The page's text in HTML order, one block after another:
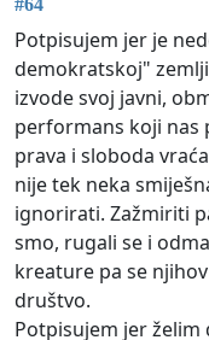
#64
Potpisujem jer je
demokratskoj"
izvode svoj javni,
performans koji nas
prava i sloboda
nije tek neka
ignorirati. Zažmiriti
smo, rugali se i
kreature pa se
društvo.
Potpisujem jer želim